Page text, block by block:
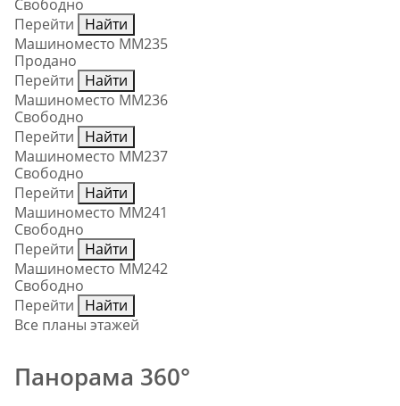
Свободно
Перейти
Найти
Машиноместо ММ235
Продано
Перейти
Найти
Машиноместо ММ236
Свободно
Перейти
Найти
Машиноместо ММ237
Свободно
Перейти
Найти
Машиноместо ММ241
Свободно
Перейти
Найти
Машиноместо ММ242
Свободно
Перейти
Найти
Все планы этажей
Панорама 360°